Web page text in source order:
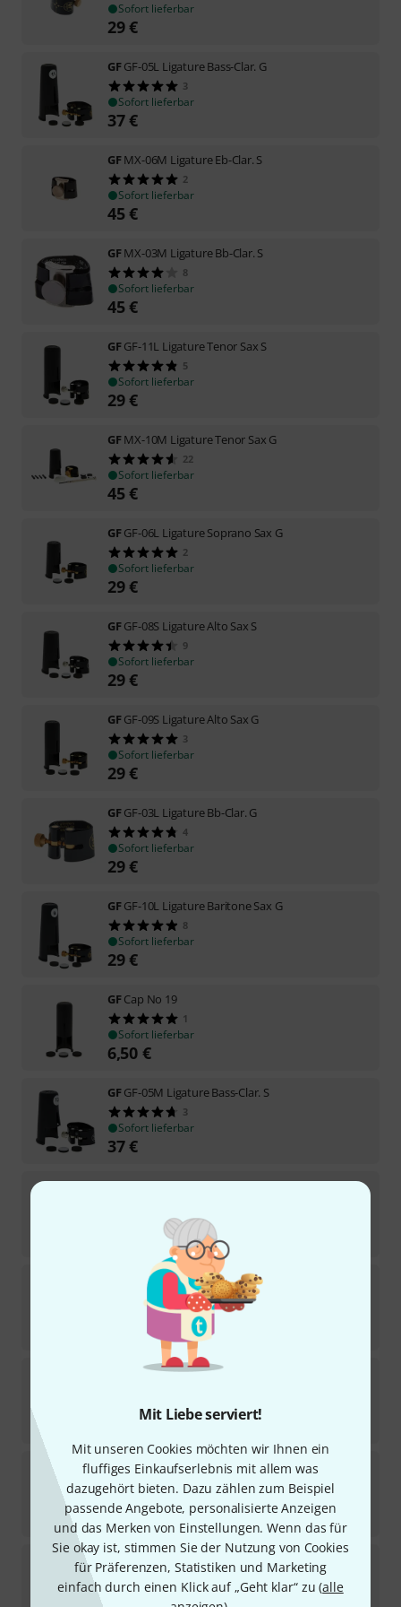
Mit Liebe serviert!
Mit unseren Cookies möchten wir Ihnen ein
fluffiges Einkaufserlebnis mit allem was
dazugehört bieten. Dazu zählen zum Beispiel
passende Angebote, personalisierte Anzeigen
und das Merken von Einstellungen. Wenn das für
Sie okay ist, stimmen Sie der Nutzung von Cookies
für Präferenzen, Statistiken und Marketing
einfach durch einen Klick auf „Geht klar“ zu (alle
Sofort lieferbar
29€
GFGF-05L Ligature Bass-Clar. G
3
Sofort lieferbar
37€
GFMX-06M Ligature Eb-Clar. S
2
Sofort lieferbar
45€
GFMX-03M Ligature Bb-Clar. S
8
Sofort lieferbar
45€
GFGF-11L Ligature Tenor Sax S
5
Sofort lieferbar
29€
GFMX-10M Ligature Tenor Sax G
22
Sofort lieferbar
45€
GFGF-06L Ligature Soprano Sax G
2
Sofort lieferbar
29€
GFGF-08S Ligature Alto Sax S
9
Sofort lieferbar
29€
GFGF-09S Ligature Alto Sax G
3
Sofort lieferbar
29€
GFGF-03L Ligature Bb-Clar. G
4
Sofort lieferbar
29€
GFGF-10L Ligature Baritone Sax G
8
Sofort lieferbar
29€
GFCap No 19
1
Sofort lieferbar
6,50 €
GFGF-05M Ligature Bass-Clar. S
3
Sofort lieferbar
37€
GFCap No 1
Sofort lieferbar
GF-09S Ligature Alto Sax S
3
Sofort lieferbar
GF-14M Ligature Baritone Sax G
Sofort lieferbar
GFGF-10S Ligature Tenor Sax G
8
Sofort lieferbar
29 €
GF GF-06M Ligature Soprano Sax S
Sofort lieferbar